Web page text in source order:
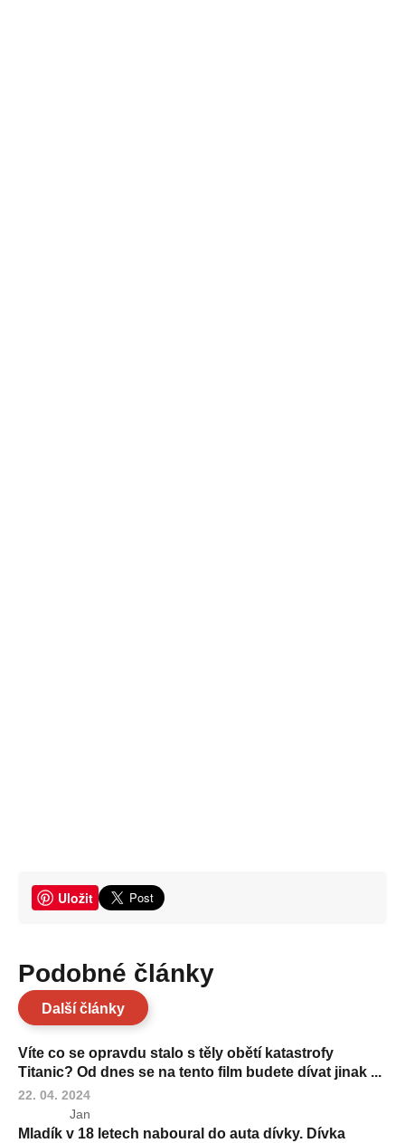
Uložit
Podobné články
Další články
Víte co se opravdu stalo s těly obětí katastrofy
Titanic? Od dnes se na tento film budete dívat jinak ...
22. 04. 2024
Jan
Mladík v 18 letech naboural do auta dívky. Dívka